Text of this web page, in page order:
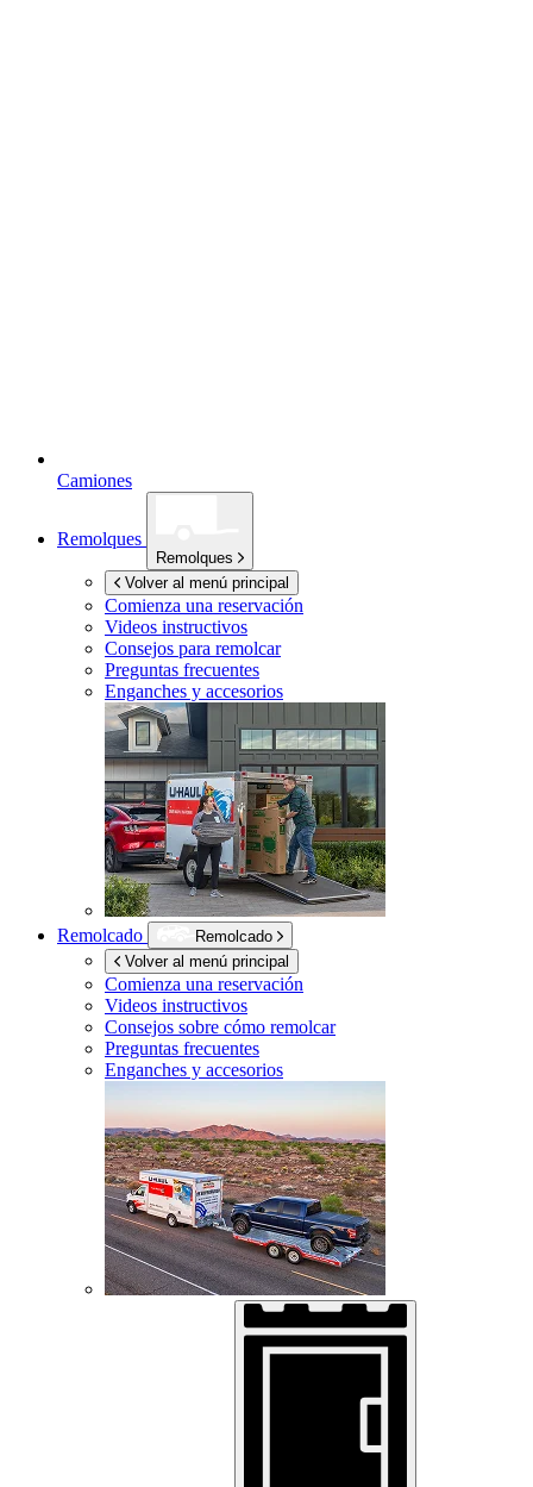
Camiones
Remolques
Remolques
Volver al menú principal
Comienza una reservación
Videos instructivos
Consejos para remolcar
Preguntas frecuentes
Enganches y accesorios
Remolcado
Remolcado
Volver al menú principal
Comienza una reservación
Videos instructivos
Consejos sobre cómo remolcar
Preguntas frecuentes
Enganches y accesorios